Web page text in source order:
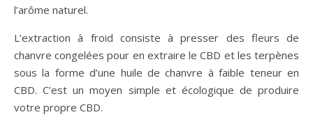
l’arôme naturel.
L’extraction à froid consiste à presser des fleurs de
chanvre congelées pour en extraire le CBD et les terpènes
sous la forme d’une huile de chanvre à faible teneur en
CBD. C’est un moyen simple et écologique de produire
votre propre CBD.